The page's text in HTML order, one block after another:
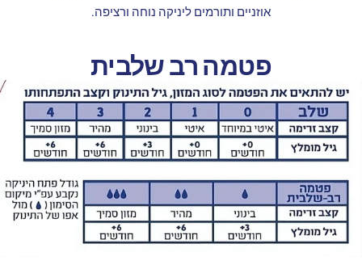
אוזניים ותורמים ליניקה נוחה ורציפה.
פטמה רב שלבית